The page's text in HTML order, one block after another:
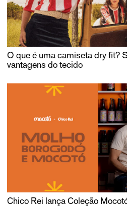
O que é uma camiseta dry fit?
vantagens do tecido
Chico Rei lança Coleção